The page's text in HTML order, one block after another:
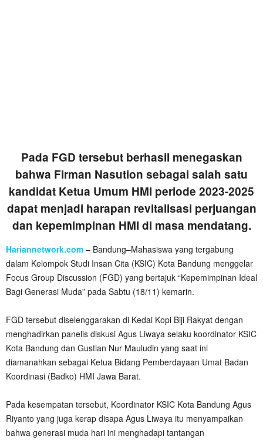
Pada FGD tersebut berhasil menegaskan
bahwa Firman Nasution sebagai salah satu
kandidat Ketua Umum HMI periode 2023-2025
dapat menjadi harapan revitalisasi perjuangan
dan kepemimpinan HMI di masa mendatang.
Hariannetwork.com – Bandung–Mahasiswa yang tergabung
dalam Kelompok Studi Insan Cita (KSIC) Kota Bandung menggelar
Focus Group Discussion (FGD) yang bertajuk “Kepemimpinan Ideal
Bagi Generasi Muda” pada Sabtu (18/11) kemarin.
FGD tersebut diselenggarakan di Kedai Kopi Biji Rakyat dengan
menghadirkan panelis diskusi Agus Liwaya selaku koordinator KSIC
Kota Bandung dan Gustian Nur Mauludin yang saat ini
diamanahkan sebagai Ketua Bidang Pemberdayaan Umat Badan
Koordinasi (Badko) HMI Jawa Barat.
Pada kesempatan tersebut, Koordinator KSIC Kota Bandung Agus
Riyanto yang juga kerap disapa Agus Liwaya itu menyampaikan
bahwa generasi muda hari ini menghadapi tantangan